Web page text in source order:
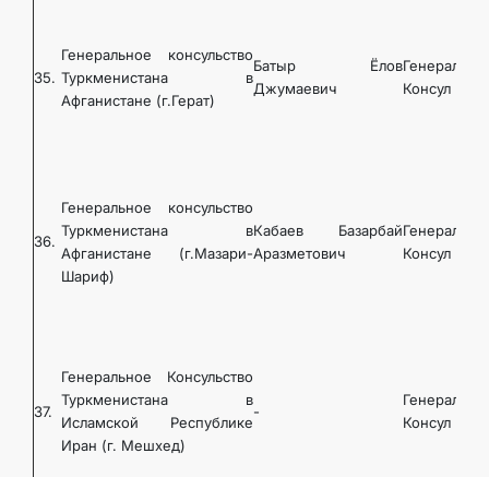
35.
Генеральное консульство
Туркменистана в
Афганистане (г.Герат)
Батыр Ёлов
Джумаевич
Консул
36.
Генеральное консульство
Туркменистана в
Афганистане (г.Мазари-
Шариф)
Кабаев Базарбай
Аразметович
Консул
37.
Генеральное Консульство
Туркменистана в
Исламской Республике
Иран (г. Мешхед)
-
Консул